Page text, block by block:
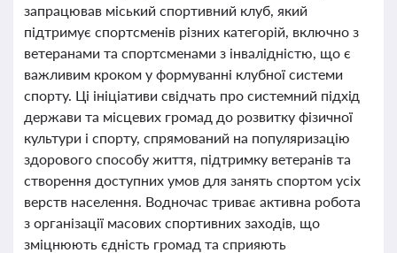
запрацював міський спортивний клуб, який
підтримує спортсменів різних категорій, включно з
ветеранами та спортсменами з інвалідністю, що є
важливим кроком у формуванні клубної системи
спорту. Ці ініціативи свідчать про системний підхід
держави та місцевих громад до розвитку фізичної
культури і спорту, спрямований на популяризацію
здорового способу життя, підтримку ветеранів та
створення доступних умов для занять спортом усіх
верств населення. Водночас триває активна робота
з організації масових спортивних заходів, що
зміцнюють єдність громад та сприяють